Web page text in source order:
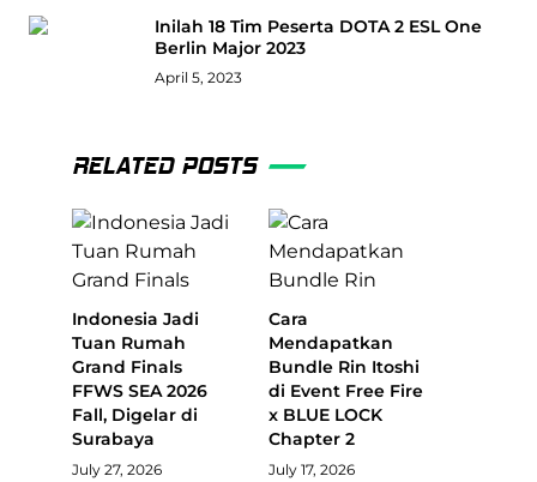
Inilah 18 Tim Peserta DOTA 2 ESL One
Berlin Major 2023
April 5, 2023
RELATED POSTS
Indonesia Jadi
Tuan Rumah
Grand Finals
FFWS SEA 2026
Fall, Digelar di
Surabaya
July 27, 2026
Cara
Mendapatkan
Bundle Rin Itoshi
di Event Free Fire
x BLUE LOCK
Chapter 2
July 17, 2026